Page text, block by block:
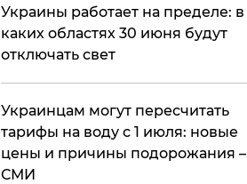
Украины работает на пределе: в
каких областях 30 июня будут
отключать свет
Украинцам могут пересчитать
тарифы на воду с 1 июля: новые
цены и причины подорожания –
СМИ